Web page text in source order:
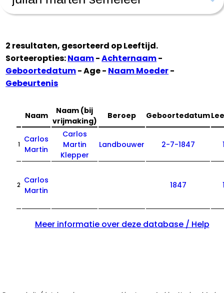
2 resultaten, gesorteerd opLeeftijd.
Sorteeropties:Naam-Achternaam-
Geboortedatum- Age - Naam Moeder-
Gebeurtenis
Naam
Naam (bij
vrijmaking)
Beroep Geboortedatum
1
Carlos
Martin
Carlos
Martin
Klepper
Landbouwer 2-7-1847
2 Carlos
Martin
1847
Meer informatie over deze database / Help